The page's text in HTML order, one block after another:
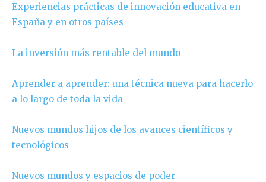
Experiencias prácticas de innovación educativa en
España y en otros países
La inversión más rentable del mundo
Aprender a aprender: una técnica nueva para hacerlo
a lo largo de toda la vida
Nuevos mundos hijos de los avances científicos y
tecnológicos
Nuevos mundos y espacios de poder